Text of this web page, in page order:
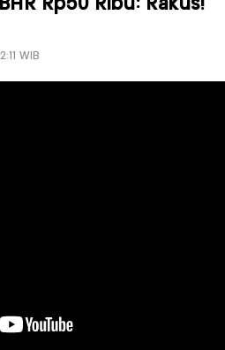
Rp50 Ribu: Rakus!
WIB